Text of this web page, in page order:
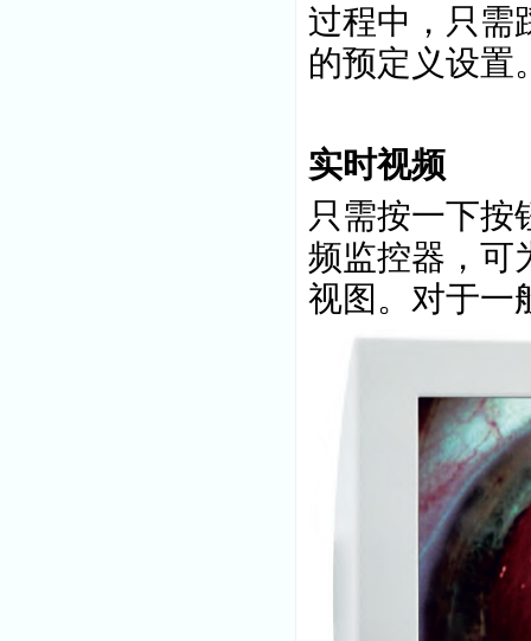
过程中，只需
的预定义设置
实时视频
只需按一下按
频监控器，可
视图。对于一